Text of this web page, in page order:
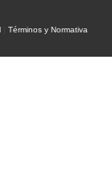
|Términos y Normativa